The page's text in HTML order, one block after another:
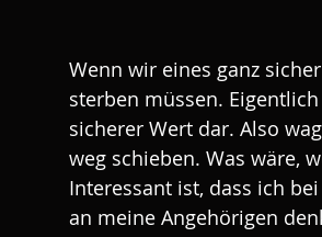
Wenn wir eines ganz
sterben müssen.
sicherer Wert dar. Also
weg schieben. Was wäre,
Interessant ist, dass ich
an meine Angehörigen